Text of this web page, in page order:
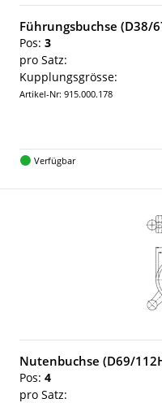
Führungsbuchse (D38/
Pos: 3
pro Satz:
Kupplungsgrösse:
Artikel-Nr: 915.000.178
Verfügbar
Nutenbuchse (D69/
Pos: 4
pro Satz: